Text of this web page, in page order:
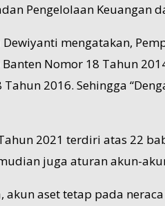
Pengelolaan Keuangan
Dewiyanti mengatakan,
Nomor 18 Tahun
Tahun 2016. Sehingga
2021 terdiri atas 22
juga aturan akun-
akun aset tetap pada